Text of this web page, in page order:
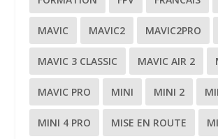
MAVIC MAVIC2 MAVIC2PRO
MAVIC 3 CLASSIC MAVIC AIR 2
MAVIC PRO MINI MINI 2
MINI 4 PRO MISE EN ROUTE